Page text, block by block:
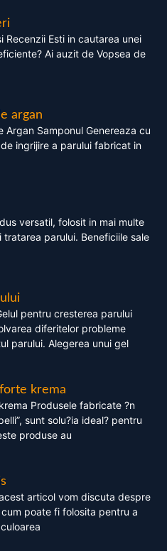
Recenzii Esti in cautarea unei
Ai auzit de Vopsea de
argan
Argan Samponul Genereaza cu
ingrijire a parului fabricat in
versatil, folosit in mai multe
parului. Beneficiile sale
pentru cresterea parului
diferitelor probleme
parului. Alegerea unui gel
krema
Produsele fabricate ?n
sunt solu?ia ideal? pentru
produse au
articol vom discuta despre
poate fi folosita pentru a